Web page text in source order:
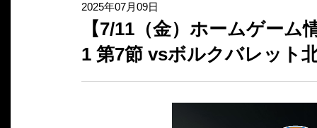
2025年07月09日
【7/11（金）ホームゲー
1 第7節 vsボルクバレット